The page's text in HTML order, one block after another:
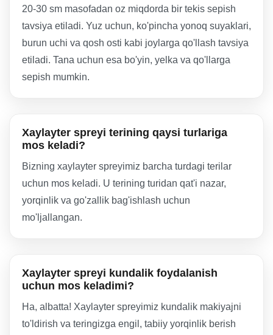
20-30 sm masofadan oz miqdorda bir tekis sepish
tavsiya etiladi. Yuz uchun, ko'pincha yonoq suyaklari,
burun uchi va qosh osti kabi joylarga qo'llash tavsiya
etiladi. Tana uchun esa bo'yin, yelka va qo'llarga
sepish mumkin.
Xaylayter spreyi terining qaysi turlariga
mos keladi?
Bizning xaylayter spreyimiz barcha turdagi terilar
uchun mos keladi. U terining turidan qat'i nazar,
yorqinlik va go'zallik bag'ishlash uchun
mo'ljallangan.
Xaylayter spreyi kundalik foydalanish
uchun mos keladimi?
Ha, albatta! Xaylayter spreyimiz kundalik makiyajni
to'ldirish va teringizga engil, tabiiy yorqinlik berish